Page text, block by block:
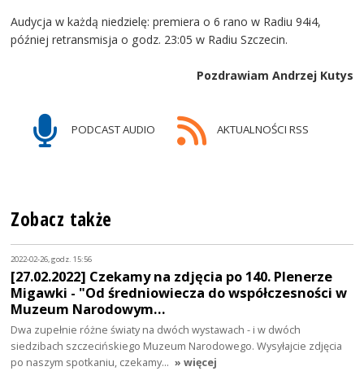
Audycja w każdą niedzielę: premiera o 6 rano w Radiu 94i4,
później retransmisja o godz. 23:05 w Radiu Szczecin.
Pozdrawiam Andrzej Kutys
PODCAST AUDIO AKTUALNOŚCI RSS
Zobacz także
2022-02-26, godz. 15:56
[27.02.2022] Czekamy na zdjęcia po 140. Plenerze
Migawki - "Od średniowiecza do współczesności w
Muzeum Narodowym…
Dwa zupełnie różne światy na dwóch wystawach - i w dwóch
siedzibach szczecińskiego Muzeum Narodowego. Wysyłajcie zdjęcia
po naszym spotkaniu, czekamy… » więcej